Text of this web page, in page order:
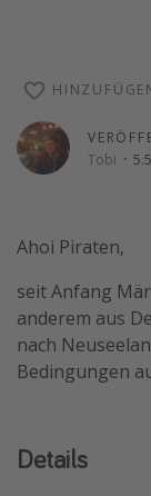
Tobi ·
Ahoi Piraten,
seit Anfang
anderem aus
nach
Bedingungen
Details